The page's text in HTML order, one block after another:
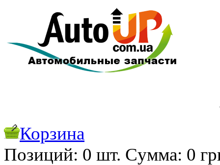
Корзина
Позиций: 0 шт. Cуммa: 0